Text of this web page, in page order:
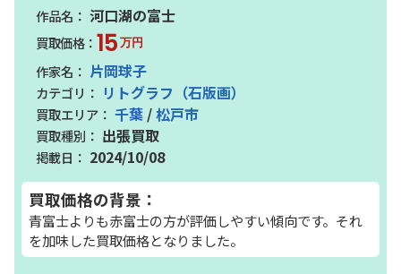
河口湖の富士
15万円
片岡球子
リトグラフ（石版画）
千葉 /松戸市
出張買取
2024/10/08
買取価格の背景：
青富士よりも赤富士の方が評価しやすい傾向です。それ
を加味した買取価格となりました。